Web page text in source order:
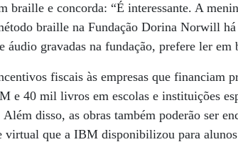
braille e concorda: “É interessante. A
braille na Fundação Dorina Norwill
áudio gravadas na fundação, prefere ler em
fiscais às empresas que financiam
e 40 mil livros em escolas e instituições
disso, as obras também poderão ser
virtual que a IBM disponibilizou para